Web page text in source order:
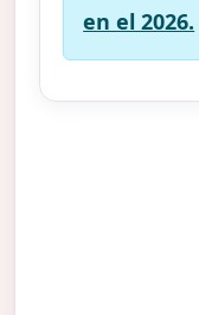
en el 2026.